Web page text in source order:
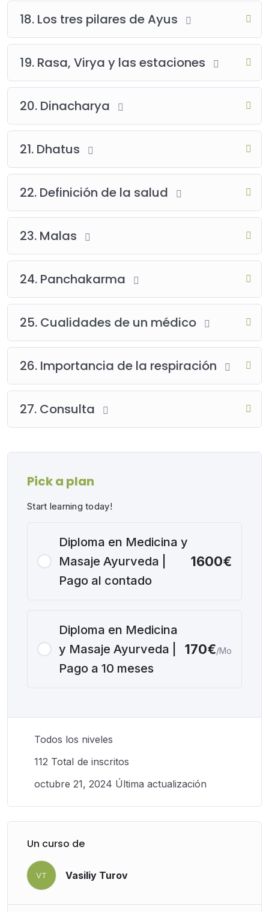
18. Los tres pilares de Ayus
19. Rasa, Virya y las estaciones
20. Dinacharya
21. Dhatus
22. Definición de la salud
23. Malas
24. Panchakarma
25. Cualidades de un médico
26. Importancia de la respiración
27. Consulta
Pick a plan
Start learning today!
Diploma en Medicina y
Masaje Ayurveda |
Pago al contado
1600€
Diploma en Medicina
y Masaje Ayurveda |
Pago a 10 meses
170€/Mo
Todos los niveles
112 TotaI de inscritos
octubre 21, 2024 Última actualización
Un curso de
VT Vasiliy Turov